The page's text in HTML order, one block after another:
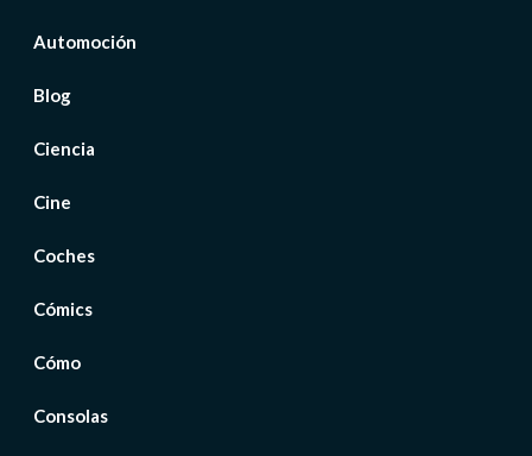
Automoción
Blog
Ciencia
Cine
Coches
Cómics
Cómo
Consolas